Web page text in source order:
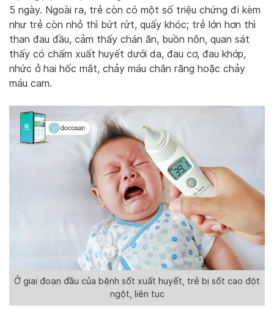
5 ngày. Ngoài ra, trẻ còn có một số triệu chứng đi kèm
như trẻ còn nhỏ thì bứt rứt, quấy khóc; trẻ lớn hơn thì
than đau đầu, cảm thấy chán ăn, buồn nôn, quan sát
thấy có chấm xuất huyết dưới da, đau cơ, đau khớp,
nhức ở hai hốc mắt, chảy máu chân răng hoặc chảy
máu cam.
Ở giai đoạn đầu của bệnh sốt xuất huyết, trẻ bị sốt cao đột
ngột, liên tục